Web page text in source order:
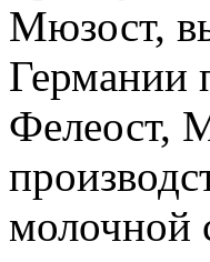
Мюзост,
Германии
Фелеост,
молочной